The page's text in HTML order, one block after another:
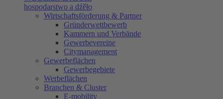
hospodarstwo a dźěło
Wirtschaftsförderung & Partner
Gründerwettbewerb
Kammern und Verbände
Gewerbevereine
Citymanagement
Gewerbeflächen
Gewerbegebiete
Werbeflächen
Branchen & Cluster
E-mobility